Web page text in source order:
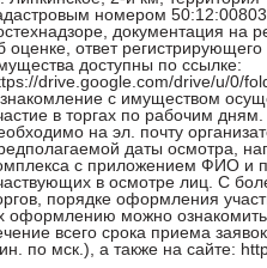
номером
документация на
оценке, ответ
доступны по ссылке:
drive.google.com/drive/u/0/
с имуществом
в торгах по рабочим
на эл. почту
даты осмотра,
с приложением ФИО и
в осмотре лиц. С
порядке оформления
оформлению можно
всего срока приема
по мск.), а также на сайте: